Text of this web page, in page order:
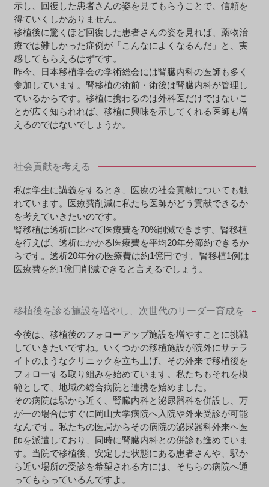
示し、回復した患者さんの姿を見てもらうことで、信頼を
得ていくしかありません。
移植後に驚くほど回復した患者さんの姿を見れば、薬物治
療では難しかった症例が「こんなによくなるんだ」と、実
感してもらえるはずです。
昨今、日本移植学会の学術総会には腎臓内科の医師も多く
参加しています。腎移植の術前・術後は腎臓内科が管理し
ているからです。移植に携わるのは外科医だけではないこ
とが広く知られれば、移植に興味を示してくれる医師も増
えるのではないでしょうか。
社会貢献を考える
私は学生に講義をするとき、医療の社会貢献についても触
れています。医療費削減に私たち医師がどう貢献できるか
を考えていきたいのです。
腎移植は透析に比べて医療費を70%削減できます。腎移植
を行えば、透析にかかる医療費を平均20年分節約できるか
らです。透析20年分の医療費は約1億円です。腎移植1例は
医療費を約1億円削減できると言えるでしょう。
移植後を診る施設を増やし、次世代のリーダー育成を
今後は、移植後のフォローアップ施設を増やすことに挑戦
していきたいですね。いくつかの移植施設が院外にサテラ
イトのようなクリニックを立ち上げ、その外来で移植後を
フォローする取り組みを始めています。私たちもそれを模
範として、地域の総合病院と連携を始めました。
その病院は駅から近く、腎臓内科と泌尿器科を併設し、万
が一の場合はすぐに岡山大学病院へ入院や外来受診が可能
なんです。私たちの医局からその病院の泌尿器科外来へ医
師を派遣しており、同時に腎臓内科との併診も進めていま
す。当院で移植後、安定した状態にある患者さんや、駅か
ら近い場所の受診を希望される方には、そちらの病院へ通
ってもらっているんですよ。